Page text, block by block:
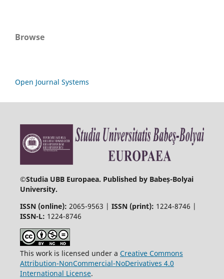
Browse
Open Journal Systems
©Studia UBB Europaea. Published by Babeș-Bolyai
University.
ISSN (online): 2065-9563 | ISSN (print): 1224-8746 |
ISSN-L: 1224-8746
This work is licensed under a Creative Commons
Attribution-NonCommercial-NoDerivatives 4.0
International License.